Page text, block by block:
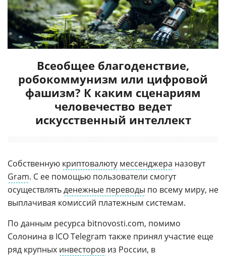
Всеобщее благоденствие,
робокоммунизм или цифровой
фашизм? К каким сценариям
человечество ведет
искусственный интеллект
Собственную криптовалюту мессенджера назовут
Gram. С ее помощью пользователи смогут
осуществлятьденежные переводы по всему миру, не
выплачивая комиссий платежным системам.
По данным ресурса bitnovosti.com, помимо
Солонина в ICO Telegram также принял участие еще
ряд крупных инвесторов из России, в